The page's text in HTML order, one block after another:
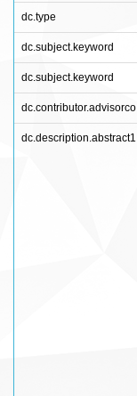
dc.type
dc.subject.keyword
dc.subject.keyword
dc.contributor.advisorco
dc.description.abstract1